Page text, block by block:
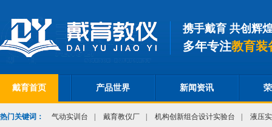
携手戴育 共创辉
多年专注教育装
戴育首页 产品世界 新闻资讯
热门关键词： 气动实训台 戴育教仪厂 机构创新组合设计实验台 液压